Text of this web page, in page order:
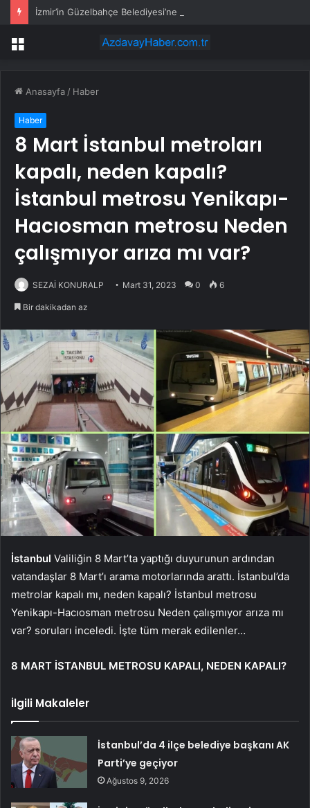
Menü
Anasayfa / Haber
Haber
8 Mart İstanbul metroları
kapalı, neden kapalı?
İstanbul metrosu Yenikapı-
Hacıosman metrosu Neden
çalışmıyor arıza mı var?
SEZAİ KONURALP Mart 31, 2023 0 6
Bir dakikadan az
İstanbul Valiliğin 8 Mart’ta yaptığı duyurunun ardından
vatandaşlar 8 Mart’ı arama motorlarında arattı. İstanbul’da
metrolar kapalı mı, neden kapalı? İstanbul metrosu
Yenikapı-Hacıosman metrosu Neden çalışmıyor arıza mı
var? soruları inceledi. İşte tüm merak edilenler…
8 MART İSTANBUL METROSU KAPALI, NEDEN KAPALI?
İlgili Makaleler
İstanbul’da 4 ilçe belediye başkanı AK
Parti’ye geçiyor
Ağustos 9, 2026